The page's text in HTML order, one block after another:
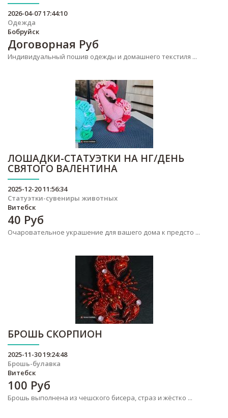
2026-04-07 17:44:10
Одежда
Бобруйск
Договорная Руб
Индивидуальный пошив одежды и домашнего текстиля ...
ЛОШАДКИ-СТАТУЭТКИ НА НГ/ДЕНЬ
СВЯТОГО ВАЛЕНТИНА
2025-12-20 11:56:34
Статуэтки-сувениры животных
Витебск
40 Руб
Очаровательное украшение для вашего дома к предсто ...
БРОШЬ СКОРПИОН
2025-11-30 19:24:48
Брошь-булавка
Витебск
100 Руб
Брошь выполнена из чешского бисера, страз и жёстко ...